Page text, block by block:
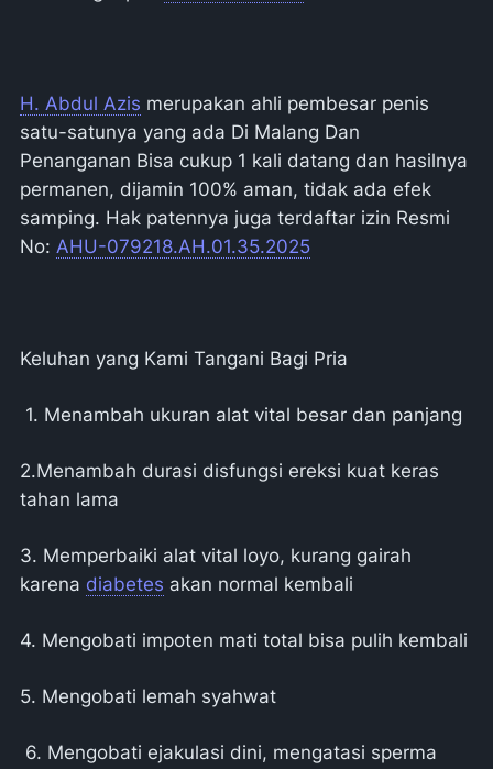
H. Abdul Azis merupakan ahli pembesar penis
satu-satunya yang ada Di Malang Dan
Penanganan Bisa cukup 1 kali datang dan hasilnya
permanen, dijamin 100% aman, tidak ada efek
samping. Hak patennya juga terdaftar izin Resmi
No: AHU-079218.AH.01.35.2025
Keluhan yang Kami Tangani Bagi Pria
1. Menambah ukuran alat vital besar dan panjang
2.Menambah durasi disfungsi ereksi kuat keras
tahan lama
3. Memperbaiki alat vital loyo, kurang gairah
karena diabetes akan normal kembali
4. Mengobati impoten mati total bisa pulih kembali
5. Mengobati lemah syahwat
6. Mengobati ejakulasi dini, mengatasi sperma